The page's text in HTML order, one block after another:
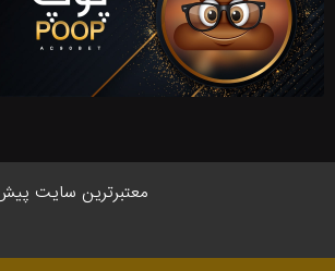
معتبر‌ترین سایت پیش